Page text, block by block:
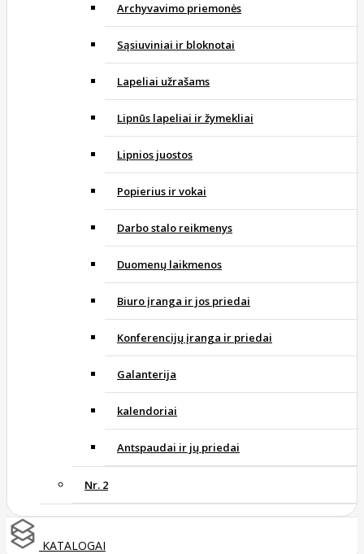
Archyvavimo priemonės
Sąsiuviniai ir bloknotai
Lapeliai užrašams
Lipnūs lapeliai ir žymekliai
Lipnios juostos
Popierius ir vokai
Darbo stalo reikmenys
Duomenų laikmenos
Biuro įranga ir jos priedai
Konferencijų įranga ir priedai
Galanterija
kalendoriai
Antspaudai ir jų priedai
Nr. 2
KATALOGAI